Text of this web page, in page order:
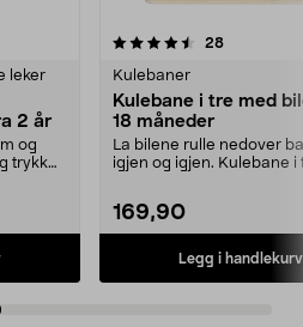
leker
2 år
og
trykk
28
Kulebaner
Kulebane i tre med
18 måneder
La bilene rulle nedover
igjen og igjen. Kulebane i
169,90
Legg i handlekurv
5.0av 5 stjerner